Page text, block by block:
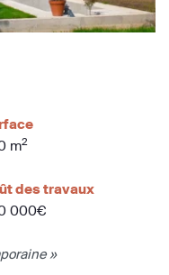
m2
des travaux
000€
»